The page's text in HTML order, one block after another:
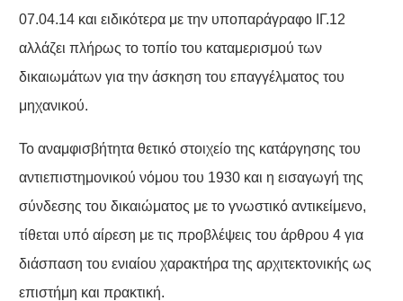
07.04.14 και ειδικότερα με την υποπαράγραφο ΙΓ.12
αλλάζει πλήρως το τοπίο του καταμερισμού των
δικαιωμάτων για την άσκηση του επαγγέλματος του
μηχανικού.
Το αναμφισβήτητα θετικό στοιχείο της κατάργησης του
αντιεπιστημονικού νόμου του 1930 και η εισαγωγή της
σύνδεσης του δικαιώματος με το γνωστικό αντικείμενο,
τίθεται υπό αίρεση με τις προβλέψεις του άρθρου 4 για
διάσπαση του ενιαίου χαρακτήρα της αρχιτεκτονικής ως
επιστήμη και πρακτική.